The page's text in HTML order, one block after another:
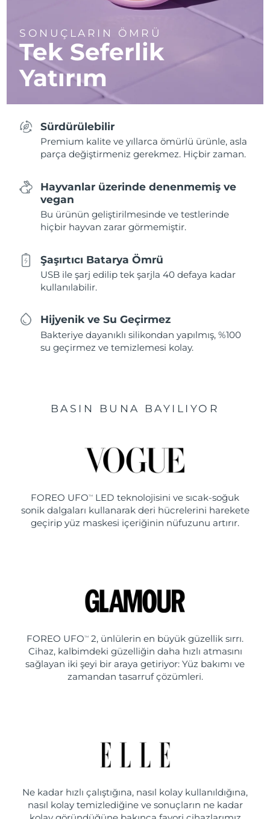
SONUÇLARIN ÖMRÜ
Tek Seferlik
Yatırım
Sürdürülebilir
Premium kalite ve yıllarca ömürlü ürünle, asla
parça değiştirmeniz gerekmez. Hiçbir zaman.
Hayvanlar üzerinde denenmemiş ve
vegan
Bu ürünün geliştirilmesinde ve testlerinde
hiçbir hayvan zarar görmemiştir.
Şaşırtıcı Batarya Ömrü
USB ile şarj edilip tek şarjla 40 defaya kadar
kullanılabilir.
Hijyenik ve Su Geçirmez
Bakteriye dayanıklı silikondan yapılmış, %100
su geçirmez ve temizlemesi kolay.
BASIN BUNA BAYILIYOR
FOREO UFO TM
LED teknolojisini ve sıcak-soğuk
sonik dalgaları kullanarak deri hücrelerini harekete
geçirip yüz maskesi içeriğinin nüfuzunu artırır.
FOREO UFO TM
2, ünlülerin en büyük güzellik sırrı.
Cihaz, kalbimdeki güzelliğin daha hızlı atmasını
sağlayan iki şeyi bir araya getiriyor: Yüz bakımı ve
zamandan tasarruf çözümleri.
Ne kadar hızlı çalıştığına, nasıl kolay kullanıldığına,
nasıl kolay temizlediğine ve sonuçların ne kadar